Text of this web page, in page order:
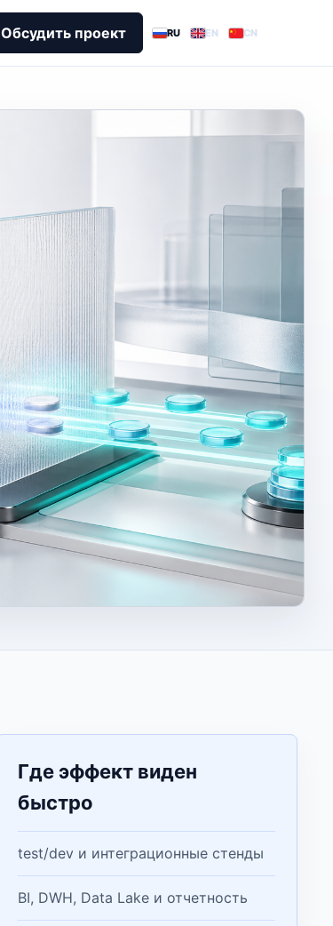
Обсудить проект RU EN CN
Где эффект виден
быстро
test/dev и интеграционные стенды
BI, DWH, Data Lake и отчетность